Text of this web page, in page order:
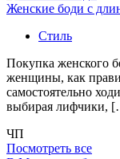
Женские боди с
Стиль
Покупка женского
женщины, как
самостоятельно
выбирая лифчики,
ЧП
Посмотреть все